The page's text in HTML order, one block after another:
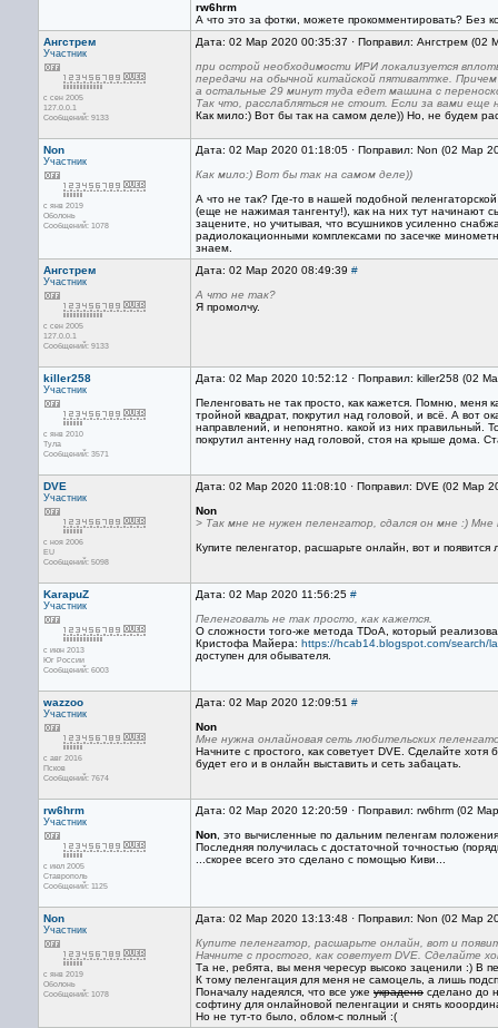
rw6hrm
А что это за фотки, можете прокомментировать? Без
Ангстрем
Участник
с сен 2005
127.0.0.1
Сообщений: 9133
Дата: 02 Мар 2020 00:35:37 · Поправил: Ангстрем (02
при острой необходимости ИРИ локализуется
передачи на обычной китайской пятиваттке.
а остальные 29 минут туда едет машина с
Так что, расслабляться не стоит. Если за вами
Как мило:) Вот бы так на самом деле)) Но, не будем
Non
Участник
с янв 2019
Оболонь
Сообщений: 1078
Дата: 02 Мар 2020 01:18:05 · Поправил: Non (02 Мар
Как мило:) Вот бы так на самом деле))
А что не так? Где-то в нашей подобной
(еще не нажимая тангенту!), как на них тут начинают
зацените, но учитывая, что всушников усиленно
радиолокационными комплексами по засечке
знаем.
Ангстрем
Участник
с сен 2005
127.0.0.1
Сообщений: 9133
Дата: 02 Мар 2020 08:49:39 #
А что не так?
Я промолчу.
killer258
Участник
с янв 2010
Тула
Сообщений: 3571
Дата: 02 Мар 2020 10:52:12 · Поправил: killer258 (02
Пеленговать не так просто, как кажется. Помню, меня
тройной квадрат, покрутил над головой, и всё. А вот
направлений, и непонятно. какой из них
покрутил антенну над головой, стоя на крыше дома.
DVE
Участник
с ноя 2006
EU
Сообщений: 5098
Дата: 02 Мар 2020 11:08:10 · Поправил: DVE (02 Мар
Non
> Так мне не нужен пеленгатор, сдался он мне :)
Купите пеленгатор, расшарьте онлайн, вот и появится
KarapuZ
Участник
с июн 2013
Юг России
Сообщений: 6003
Дата: 02 Мар 2020 11:56:25 #
Пеленговать не так просто, как кажется.
О сложности того-же метода TDoA, который
Кристофа Майера: https://hcab14.blogspot.com/search/
доступен для обывателя.
wazzoo
Участник
с авг 2016
Псков
Сообщений: 7674
Дата: 02 Мар 2020 12:09:51 #
Non
Мне нужна онлайновая сеть любительских
Начните с простого, как советует DVE. Сделайте хотя
будет его и в онлайн выставить и сеть забацать.
rw6hrm
Участник
с июл 2005
Ставрополь
Сообщений: 1125
Дата: 02 Мар 2020 12:20:59 · Поправил: rw6hrm (02
Non , это вычисленные по дальним пеленгам
Последняя получилась с достаточной точностью
...скорее всего это сделано с помощью Киви...
Non
Участник
с янв 2019
Оболонь
Сообщений: 1078
Дата: 02 Мар 2020 13:13:48 · Поправил: Non (02 Мар
Купите пеленгатор, расшарьте онлайн, вот и
Начните с простого, как советует DVE. Сделайте
Та не, ребята, вы меня чересур высоко заценили :) В
К тому пеленгация для меня не самоцель, а лишь
Поначалу надеялся, что все уже украдено сделано до
софтину для онлайновой пеленгации и снять
Но не тут-то было, облом-с полный :(